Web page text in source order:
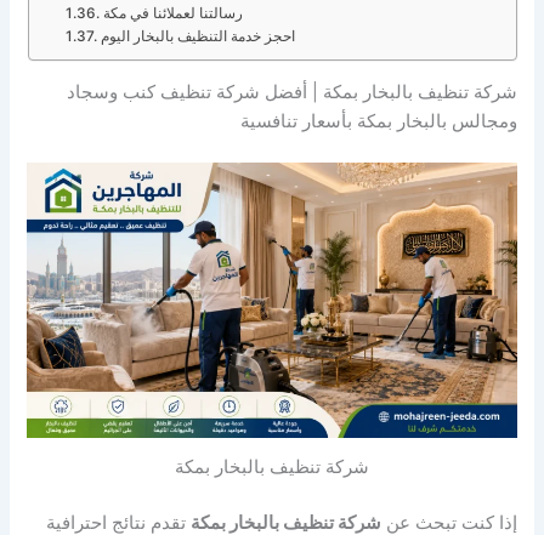
رسالتنا لعملائنا في مكة
احجز خدمة التنظيف بالبخار اليوم
شركة تنظيف بالبخار بمكة | أفضل شركة تنظيف كنب وسجاد
ومجالس بالبخار بمكة بأسعار تنافسية
شركة تنظيف بالبخار بمكة
إذا كنت تبحث عن شركة تنظيف بالبخار بمكة تقدم نتائج احترافية